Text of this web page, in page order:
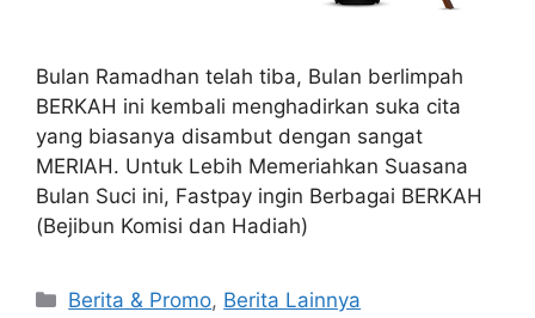
Bulan Ramadhan telah tiba, Bulan berlimpah
BERKAH ini kembali menghadirkan suka cita
yang biasanya disambut dengan sangat
MERIAH. Untuk Lebih Memeriahkan Suasana
Bulan Suci ini, Fastpay ingin Berbagai BERKAH
(Bejibun Komisi dan Hadiah)
Berita & Promo, Berita Lainnya